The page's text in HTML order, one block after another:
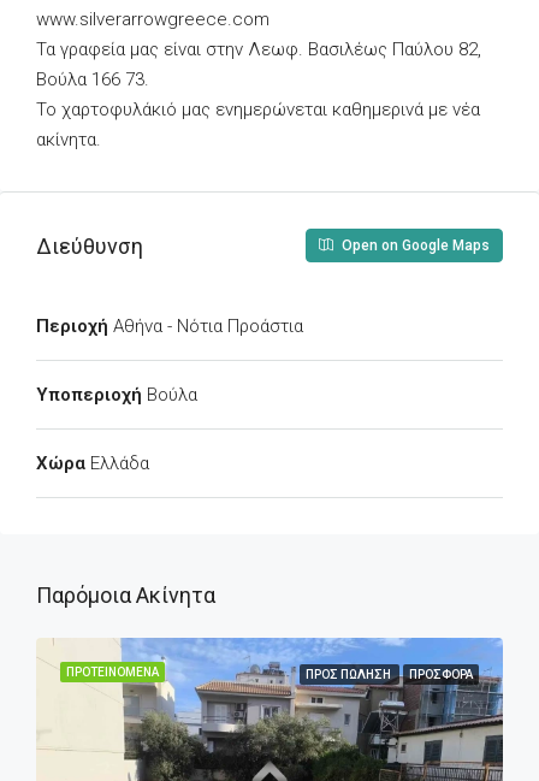
www.silverarrowgreece.com
Τα γραφεία μας είναι στην Λεωφ. Βασιλέως Παύλου 82,
Βούλα 166 73.
Το χαρτοφυλάκιό μας ενημερώνεται καθημερινά με νέα
ακίνητα.
Διεύθυνση Open on Google Maps
Περιοχή Αθήνα - Νότια Προάστια
Υποπεριοχή Βούλα
Χώρα Ελλάδα
Παρόμοια Ακίνητα
ΠΡΟΤΕΙΝΌΜΕΝΑ ΠΡΟΣ ΠΏΛΗΣΗ ΠΡΟΣΦΟΡΆ